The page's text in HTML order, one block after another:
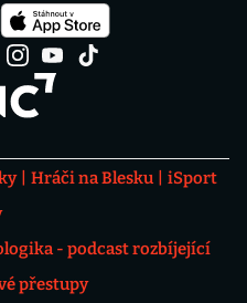
Hráči na Blesku
iSport
- podcast rozbíjející
přestupy